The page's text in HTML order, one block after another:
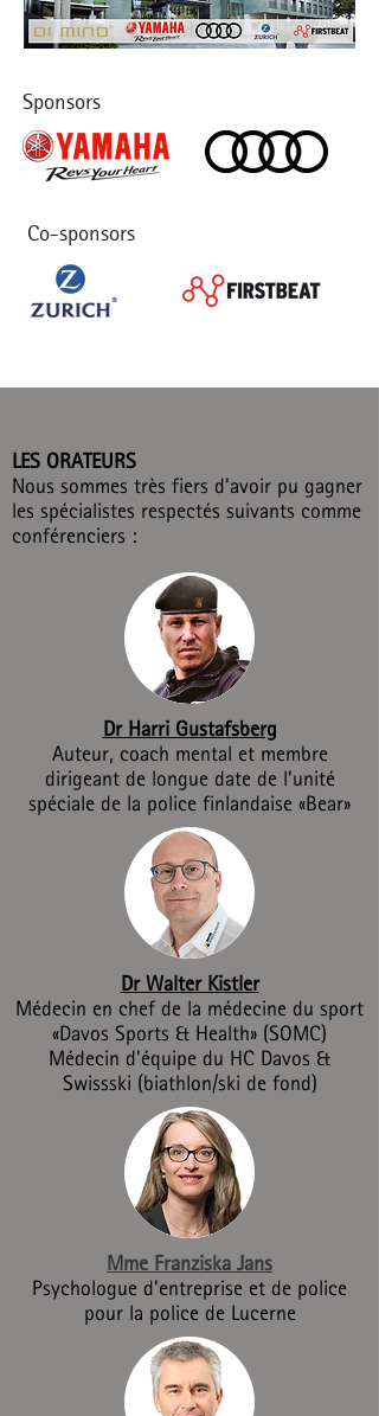
Sponsors
Co-sponsors
LES ORATEURS
Nous sommes très fiers d'avoir pu gagner
les spécialistes respectés suivants comme
conférenciers :
Dr Harri Gustafsberg
Auteur, coach mental et membre
dirigeant de longue date de l’unité
spéciale de la police finlandaise «Bear»
Dr Walter Kistler
Médecin en chef de la médecine du sport
«Davos Sports & Health» (SOMC)
Médecin d'équipe du HC Davos &
Swissski (biathlon/ski de fond)
Mme Franziska Jans
Psychologue d'entreprise et de police
pour la police de Lucerne